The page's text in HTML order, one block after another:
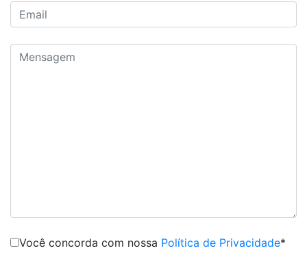
Você concorda com nossa Política de Privacidade*